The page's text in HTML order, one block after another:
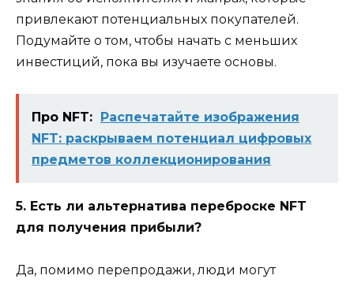
привлекают потенциальных покупателей.
Подумайте о том, чтобы начать с меньших
инвестиций, пока вы изучаете основы.
Про NFT: Распечатайте изображения
NFT: раскрываем потенциал цифровых
предметов коллекционирования
5. Есть ли альтернатива переброске NFT
для получения прибыли?
Да, помимо перепродажи, люди могут